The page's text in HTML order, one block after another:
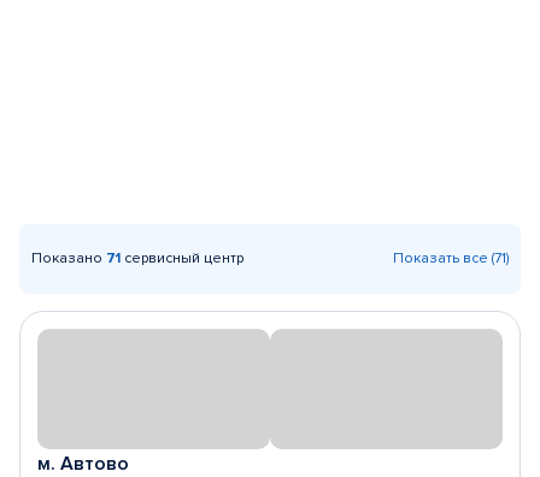
Показано 71 сервисный центр Показать все (71)
м. Автово